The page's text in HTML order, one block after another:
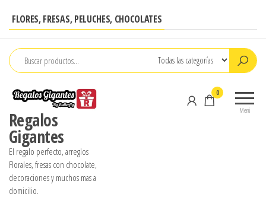
contenido
FLORES, FRESAS, PELUCHES, CHOCOLATES
Regalos
Gigantes
El regalo perfecto, arreglos
Florales, fresas con chocolate,
decoraciones y muchos mas a
domicilio.
Menú
0